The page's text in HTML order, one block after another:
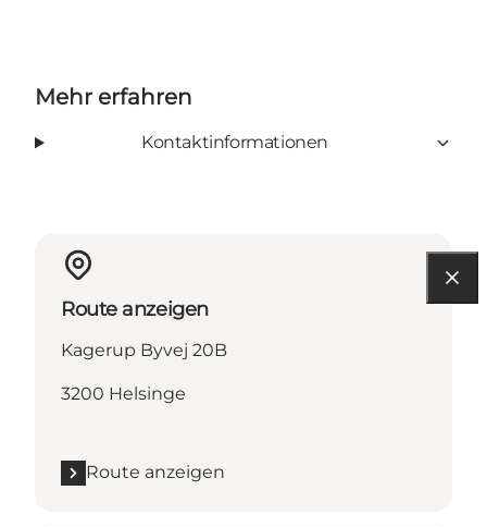
Mehr erfahren
Kontaktinformationen
Route anzeigen
Kagerup Byvej 20B
3200 Helsinge
Route anzeigen